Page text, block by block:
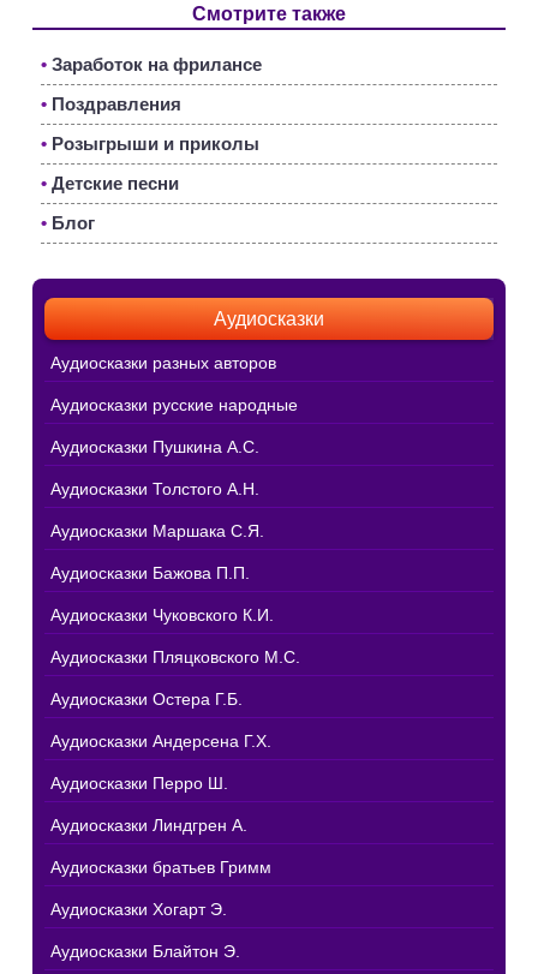
Смотрите также
• Заработок на фрилансе
• Поздравления
• Розыгрыши и приколы
• Детские песни
• Блог
Аудиосказки
Аудиосказки разных авторов
Аудиосказки русские народные
Аудиосказки Пушкина А.С.
Аудиосказки Толстого А.Н.
Аудиосказки Маршака С.Я.
Аудиосказки Бажова П.П.
Аудиосказки Чуковского К.И.
Аудиосказки Пляцковского М.С.
Аудиосказки Остера Г.Б.
Аудиосказки Андерсена Г.Х.
Аудиосказки Перро Ш.
Аудиосказки Линдгрен А.
Аудиосказки братьев Гримм
Аудиосказки Хогарт Э.
Аудиосказки Блайтон Э.